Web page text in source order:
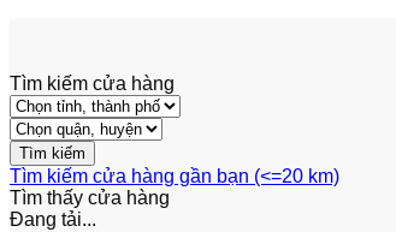
Tìm kiếm cửa hàng
Tìm kiếm cửa hàng gần bạn (<=20 km)
Tìm thấy cửa hàng
Đang tải...